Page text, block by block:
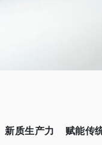
新质生产力 赋能传